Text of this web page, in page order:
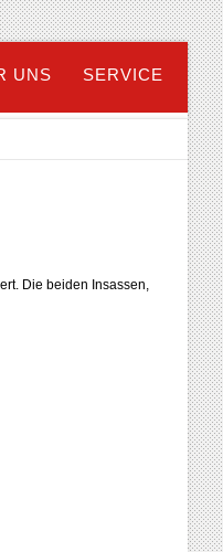
UNS SERVICE
Die beiden Insassen,